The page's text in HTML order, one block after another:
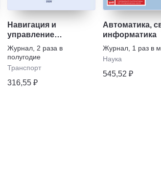
Навигация и
управление
летательными
аппаратами
Журнал 2 раза в
полугодие
Транспорт
316,55 ₽
Автоматика,
информатика
Журнал 1 раз в
Наука
545,52 ₽